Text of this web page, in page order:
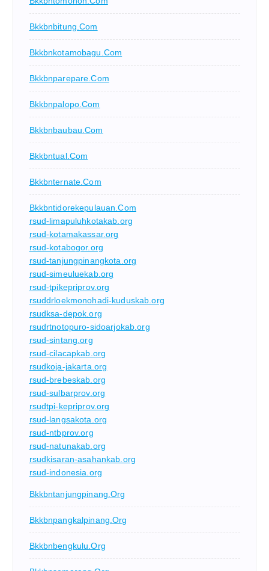
Bkkbnbitung.com
Bkkbnkotamobagu.com
Bkkbnparepare.com
Bkkbnpalopo.com
Bkkbnbaubau.com
Bkkbntual.com
Bkkbnternate.com
Bkkbntidorekepulauan.com
rsud-limapuluhkotakab.org
rsud-kotamakassar.org
rsud-kotabogor.org
rsud-tanjungpinangkota.org
rsud-simeuluekab.org
rsud-tpikepriprov.org
rsuddrloekmonohadi-kuduskab.org
rsudksa-depok.org
rsudrtnotopuro-sidoarjokab.org
rsud-sintang.org
rsud-cilacapkab.org
rsudkoja-jakarta.org
rsud-brebeskab.org
rsud-sulbarprov.org
rsudtpi-kepriprov.org
rsud-langsakota.org
rsud-ntbprov.org
rsud-natunakab.org
rsudkisaran-asahankab.org
rsud-indonesia.org
Bkkbntanjungpinang.org
Bkkbnpangkalpinang.org
Bkkbnbengkulu.org